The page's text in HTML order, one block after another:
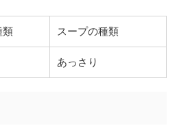
類 スープの種類
あっさり